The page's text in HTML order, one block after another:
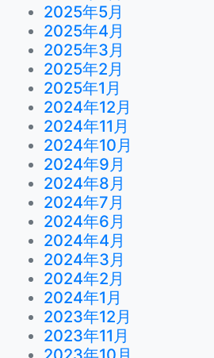
2025年5月
2025年4月
2025年3月
2025年2月
2025年1月
2024年12月
2024年11月
2024年10月
2024年9月
2024年8月
2024年7月
2024年6月
2024年4月
2024年3月
2024年2月
2024年1月
2023年12月
2023年11月